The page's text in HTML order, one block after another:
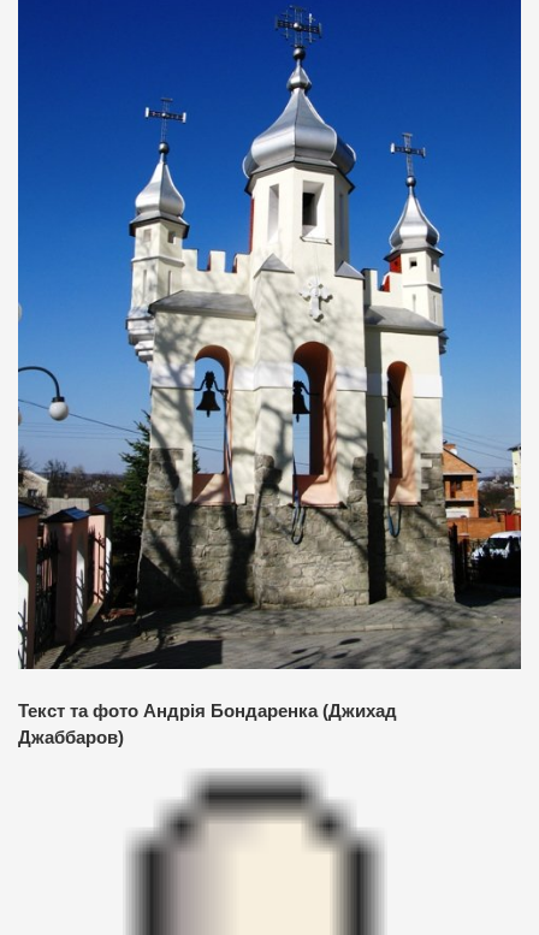
Текст та фото Андрія Бондаренка (Джихад
Джаббаров)